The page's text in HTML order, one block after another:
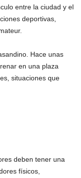
entre la ciudad y el
deportivas,
Hace unas
en una plaza
situaciones que
deben tener una
físicos,